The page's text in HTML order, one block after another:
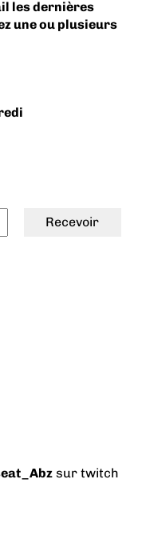
les dernières
une ou plusieurs
sur twitch